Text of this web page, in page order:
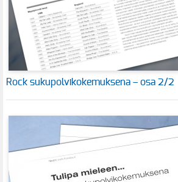
Rock sukupolvikokemuksena – osa 2/2